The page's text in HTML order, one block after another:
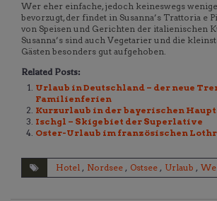
Wer eher einfache, jedoch keineswegs
bevorzugt, der findet in Susanna’s Trattoria e
von Speisen und Gerichten der italienischen
Susanna’s sind auch Vegetarier und die
Gästen besonders gut aufgehoben.
Related Posts:
Urlaub in Deutschland – der neue
Familienferien
Kurzurlaub in der bayerischen
Ischgl – Skigebiet der Superlative
Oster-Urlaub im französischen
Hotel , Nordsee , Ostsee , Urlaub ,